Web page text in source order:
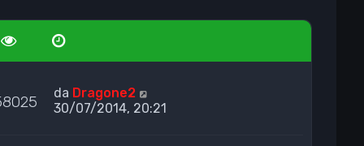
da Dragone2
30/07/2014, 20:21